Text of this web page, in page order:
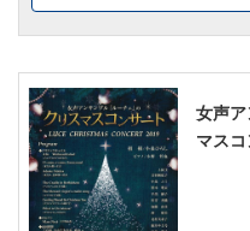
女声
マス